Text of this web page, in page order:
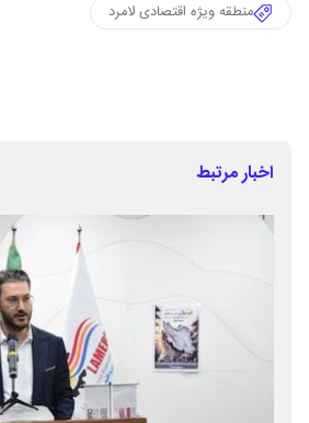
منطقه ویژه اقتصادی لامرد
اخبار مرتبط